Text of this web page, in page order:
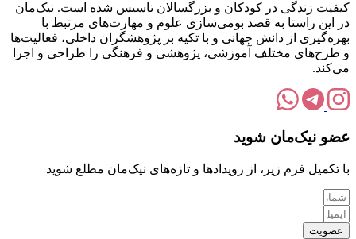
کیفیت زندگی در کودکان و بزرگسالان تاسیس شده است. نیک‌مان
در این راستا به قصد بومی‌سازی علوم و مهارت‌های مرتبط با
بهره‌گیری از دانش جهانی و با تکیه بر پژوهشگران داخلی، فعالیت‌ها
و طرح‌های مختلف آموزشی، پژوهشی و فرهنگی را طراحی و اجرا
می‌کند.
عضو نیک‌مان شوید
با تکمیل فرم زیر، از رویدادها و تازه‌های نیک‌مان مطلع شوید
عضویت